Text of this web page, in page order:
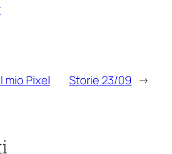
mio Pixel Storie 23/09 →